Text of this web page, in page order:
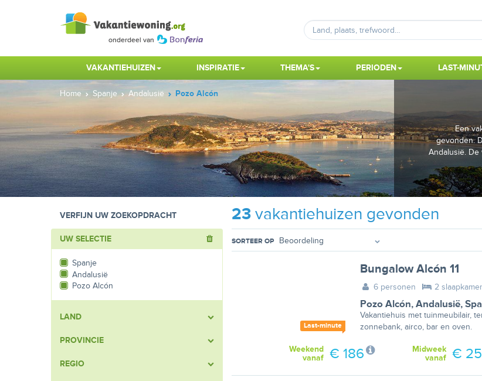
VAKANTIEHUIZEN INSPIRATIE THEMA'S PERIODEN LAST-
Home Spanje Andalusië Pozo Alcón
Een
gevonden.
Andalusië.
VERFIJN UW ZOEKOPDRACHT 23vakantiehuizen gevonden
UW SELECTIE
Spanje
Andalusië
Pozo Alcón
LAND
PROVINCIE
REGIO
SORTEER OP
Last-minute
Bungalow Alcón 11
6 personen 2
Pozo Alcón, Andalusië,
Vakantiehuis met tuinmeubilair,
zonnebank, airco, bar en oven.
Midweek
vanaf
€
Weekend
vanaf
€ 186